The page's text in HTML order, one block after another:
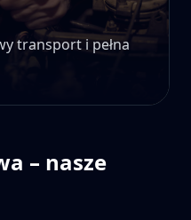
transport i pełna
– nasze